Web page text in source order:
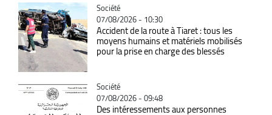
Catégorie
Société
07/08/2026 - 10:30
Accident de la route à Tiaret : tous les
moyens humains et matériels mobilisés
pour la prise en charge des blessés
Catégorie
Société
07/08/2026 - 09:48
Des intéressements aux personnes